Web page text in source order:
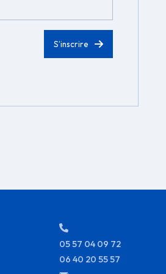
05 57 04 09 72
06 40 20 55 57